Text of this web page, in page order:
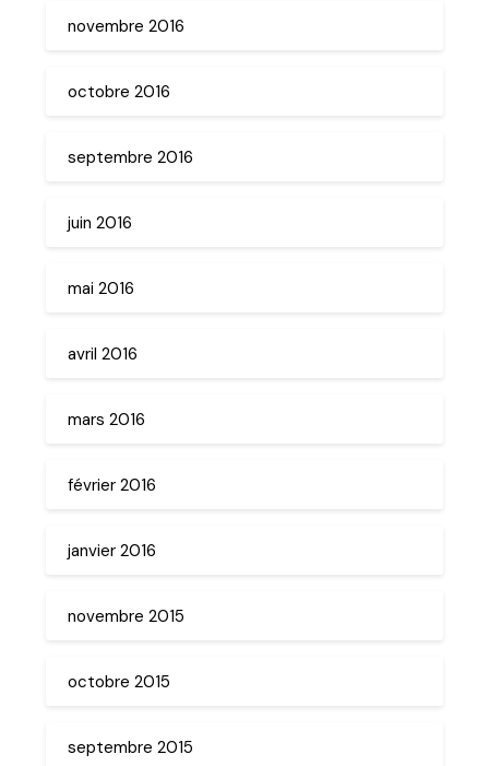
novembre 2016
octobre 2016
septembre 2016
juin 2016
mai 2016
avril 2016
mars 2016
février 2016
janvier 2016
novembre 2015
octobre 2015
septembre 2015